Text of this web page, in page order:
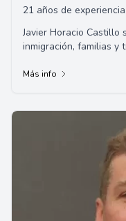
21 años de experiencia
Javier Horacio Castillo
inmigración, familias y
Más info